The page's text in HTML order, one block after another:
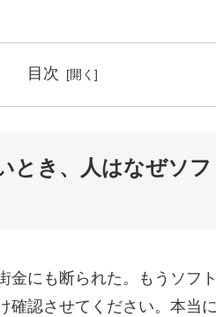
目次
とき、人はなぜソ
金にも断られた。もうソ
確認させてください。本当に